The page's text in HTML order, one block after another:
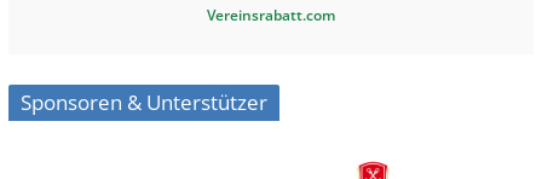
Vereinsrabatt.com
Sponsoren & Unterstützer